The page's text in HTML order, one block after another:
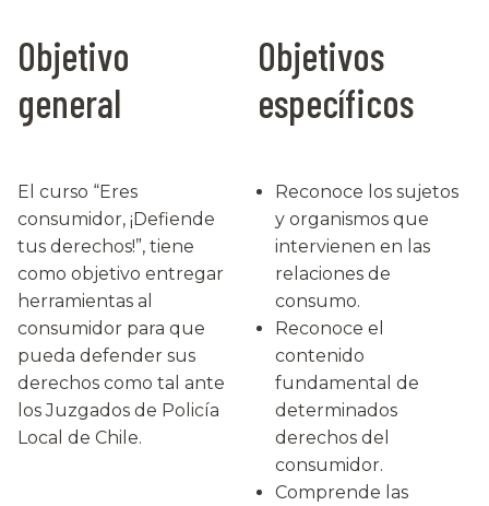
Objetivo
general
El curso “Eres
consumidor, ¡Defiende
tus derechos!”, tiene
como objetivo entregar
herramientas al
consumidor para que
pueda defender sus
derechos como tal ante
los Juzgados de Policía
Local de Chile.
Objetivos
específicos
Reconoce los sujetos
y organismos que
intervienen en las
relaciones de
consumo.
Reconoce el
contenido
fundamental de
determinados
derechos del
consumidor.
Comprende las